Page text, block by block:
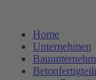
springenHome
Unternehmen